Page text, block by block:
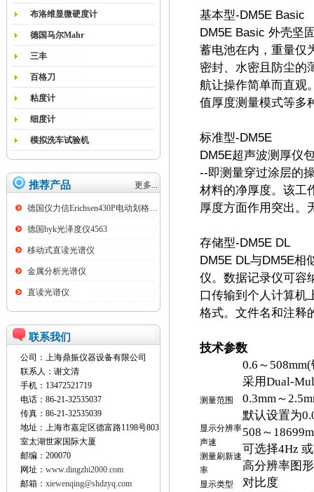
布洛维显微硬度计
德国马尔Mahr
三丰
百格刀
粘度计
细度计
模拟洗车试验机
推荐产品 更多...
德国仪力信Erichsen430P电动划格试验仪
德国byk光泽度仪4563
移动式直读光谱仪
金属分析光谱仪
直读光谱仪
联系我们
公司：上海鼎振仪器设备有限公司
联系人：谢文清
手机：13472521719
电话：86-21-32535037
传真：86-21-32535039
地址：上海市嘉定区德富路1198号803
室太湖世家国际大厦
邮编：200070
网址： www.dingzhi2000.com
邮箱： xiewenqing@shdzyq.com
基本型-DM5E Basic
DM5E Basic 外壳坚
蓄电池在内，重量仅
密封、水密且防尘的
航让操作简单而直观
值厚度测量模式等多
标准型-DM5E
DM5E超声波测厚仪
--即测量穿过涂层的
材料的净厚度。该工
厚度方面作用突出。
存储型-DM5E DL
DM5E DL与DM5E相
仪。数据记录仪可容
口传输到个人计算机
格式。文件名和注释
技术参数
测量范围
显示分辨率
声速
测量刷新速
率
显示类型
0.6～
采用Dual-
0.3mm～
默认设置为
508～
可选择4Hz
高分辨率图
对比度